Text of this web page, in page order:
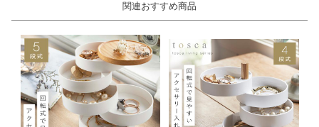
関連おすすめ商品